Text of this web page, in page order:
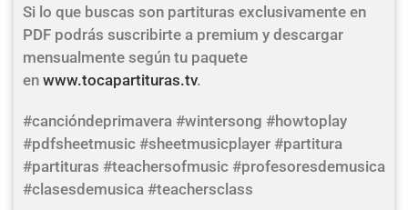
Si lo que buscas son partituras exclusivamente en
PDF podrás suscribirte a premium y descargar
mensualmente según tu paquete
en www.tocapartituras.tv.
#cancióndeprimavera #wintersong #howtoplay
#pdfsheetmusic #sheetmusicplayer #partitura
#partituras #teachersofmusic #profesoresdemusica
#clasesdemusica #teachersclass